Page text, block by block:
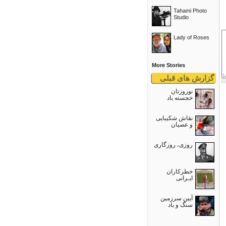
Tahami Photo
Studio
Lady of Roses
More Stories
گزارش های قبلی
نوروزتان
خجسته باد
نقاش شکیبایی
و عصيان
روزی، روزگاری
خطرکاران
ایـرانی
آیین سرزمین
سنگ و باد